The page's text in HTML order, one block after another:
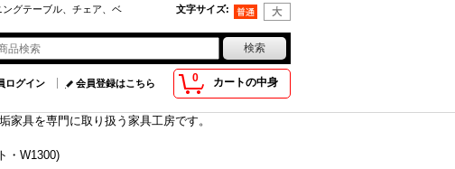
グテーブル、チェア、ベ
文字サイズ:
0 カートの中身
ログイン 会員登録はこちら
具を専門に取り扱う家具工房です。
・W1300)